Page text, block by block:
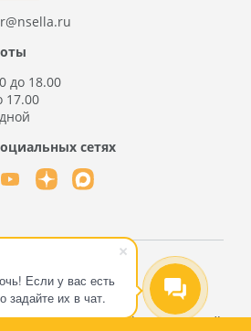
Если у вас есть
задайте их в чат.
до 18.00
17.00
сетях
публичной офертой, определяемой